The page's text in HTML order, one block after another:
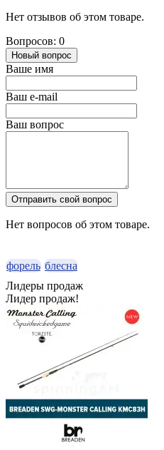
Нет отзывов об этом товаре.
Вопросов: 0
Новый вопрос
Ваше имя
Ваш e-mail
Ваш вопрос
Отправить свой вопрос
Нет вопросов об этом товаре.
форель блесна
Лидеры продаж
Лидер продаж!